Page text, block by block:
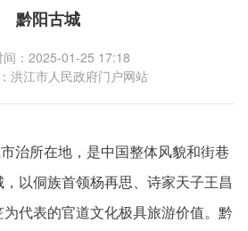
黔阳古城
间：2025-01-25 17:18
洪江市人民政府门户网站
所在地，是中国整体风貌和街巷
以侗族首领杨再思、诗家天子王昌
代表的官道文化极具旅游价值。黔